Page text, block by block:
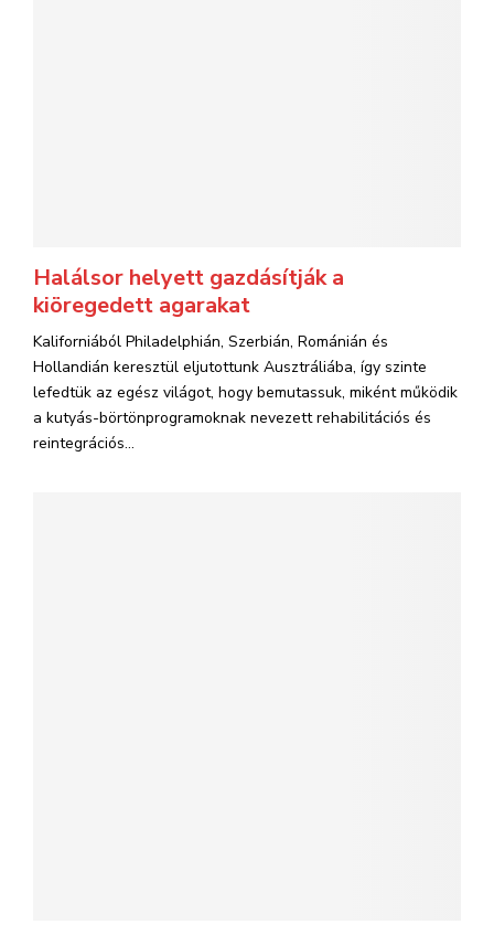
Halálsor helyett gazdásítják a
kiöregedett agarakat
Kaliforniából Philadelphián, Szerbián, Románián és
Hollandián keresztül eljutottunk Ausztráliába, így szinte
lefedtük az egész világot, hogy bemutassuk, miként működik
a kutyás-börtönprogramoknak nevezett rehabilitációs és
reintegrációs...